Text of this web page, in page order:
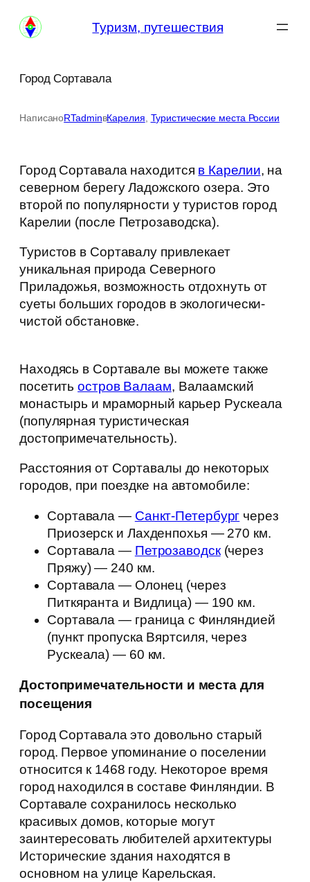
Перейти
Туризм, путешествия
Город Сортавала
НаписаноRTadminвКарелия, Туристические места России
Город Сортавала находится в Карелии, на
северном берегу Ладожского озера. Это
второй по популярности у туристов город
Карелии (после Петрозаводска).
Туристов в Сортавалу привлекает
уникальная природа Северного
Приладожья, возможность отдохнуть от
суеты больших городов в экологически-
чистой обстановке.
Находясь в Сортавале вы можете также
посетитьостров Валаам, Валаамский
монастырь и мраморный карьер Рускеала
(популярная туристическая
достопримечательность).
Расстояния от Сортавалы до некоторых
городов, при поездке на автомобиле:
Сортавала — Санкт-Петербург через
Приозерск и Лахденпохья — 270 км.
Сортавала — Петрозаводск(через
Пряжу) — 240 км.
Сортавала — Олонец (через
Питкяранта и Видлица) — 190 км.
Сортавала — граница с Финляндией
(пункт пропуска Вяртсиля, через
Рускеала) — 60 км.
Достопримечательности и места для
посещения
Город Сортавала это довольно старый
город. Первое упоминание о поселении
относится к 1468 году. Некоторое время
город находился в составе Финляндии. В
Сортавале сохранилось несколько
красивых домов, которые могут
заинтересовать любителей архитектуры
Исторические здания находятся в
основном на улице Карельская.